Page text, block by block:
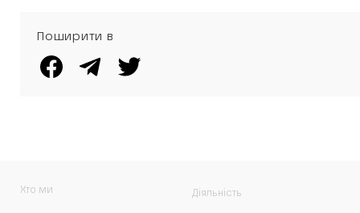
Поширити в
Хто ми Діяльність